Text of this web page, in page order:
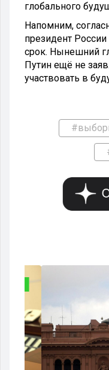
глобального
Напомним,
президент
срок. Нынешний
Путин ещё не
участвовать в